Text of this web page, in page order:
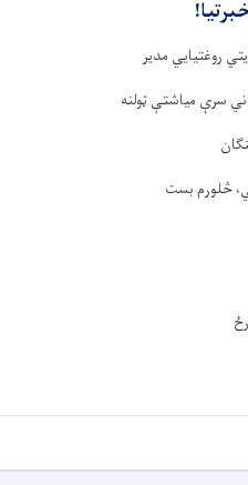
روغتیایي مدیر
سرې میاشتې ټولنه
څلورم بست